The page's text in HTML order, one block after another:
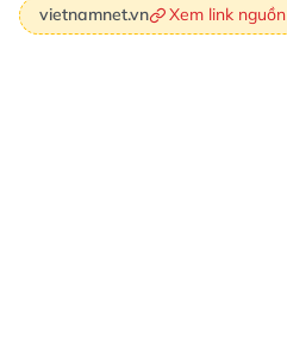
vietnamnet.vn Xem link nguồn